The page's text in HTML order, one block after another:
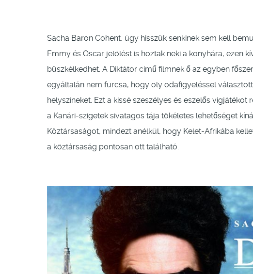
Sacha Baron Cohent, úgy hisszük senkinek sem kell
Emmy és Oscar jelölést is hoztak neki a konyhára, ezen
büszkélkedhet. A Diktátor című filmnek ő az egyben
egyáltalán nem furcsa, hogy oly odafigyeléssel
helyszíneket. Ezt a kissé szeszélyes és eszelős
a Kanári-szigetek sivatagos tája tökéletes lehetőséget
Köztársaságot, mindezt anélkül, hogy Kelet-Afrikába
a köztársaság pontosan ott található.